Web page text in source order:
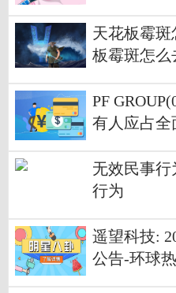
天花板霉
板霉斑怎么
PF
有人应占全
无效民事
行为
遥望科技:
公告-环球